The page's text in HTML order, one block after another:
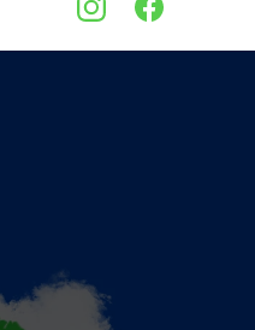
《長途旅客》誠品（一般版）